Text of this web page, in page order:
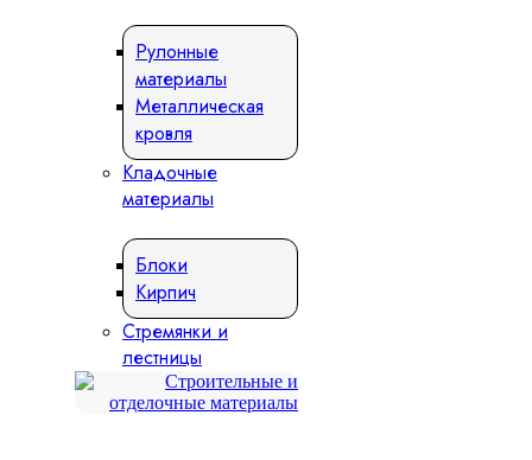
Рулонные
материалы
Металлическая
кровля
Кладочные
материалы
Блоки
Кирпич
Стремянки и
лестницы